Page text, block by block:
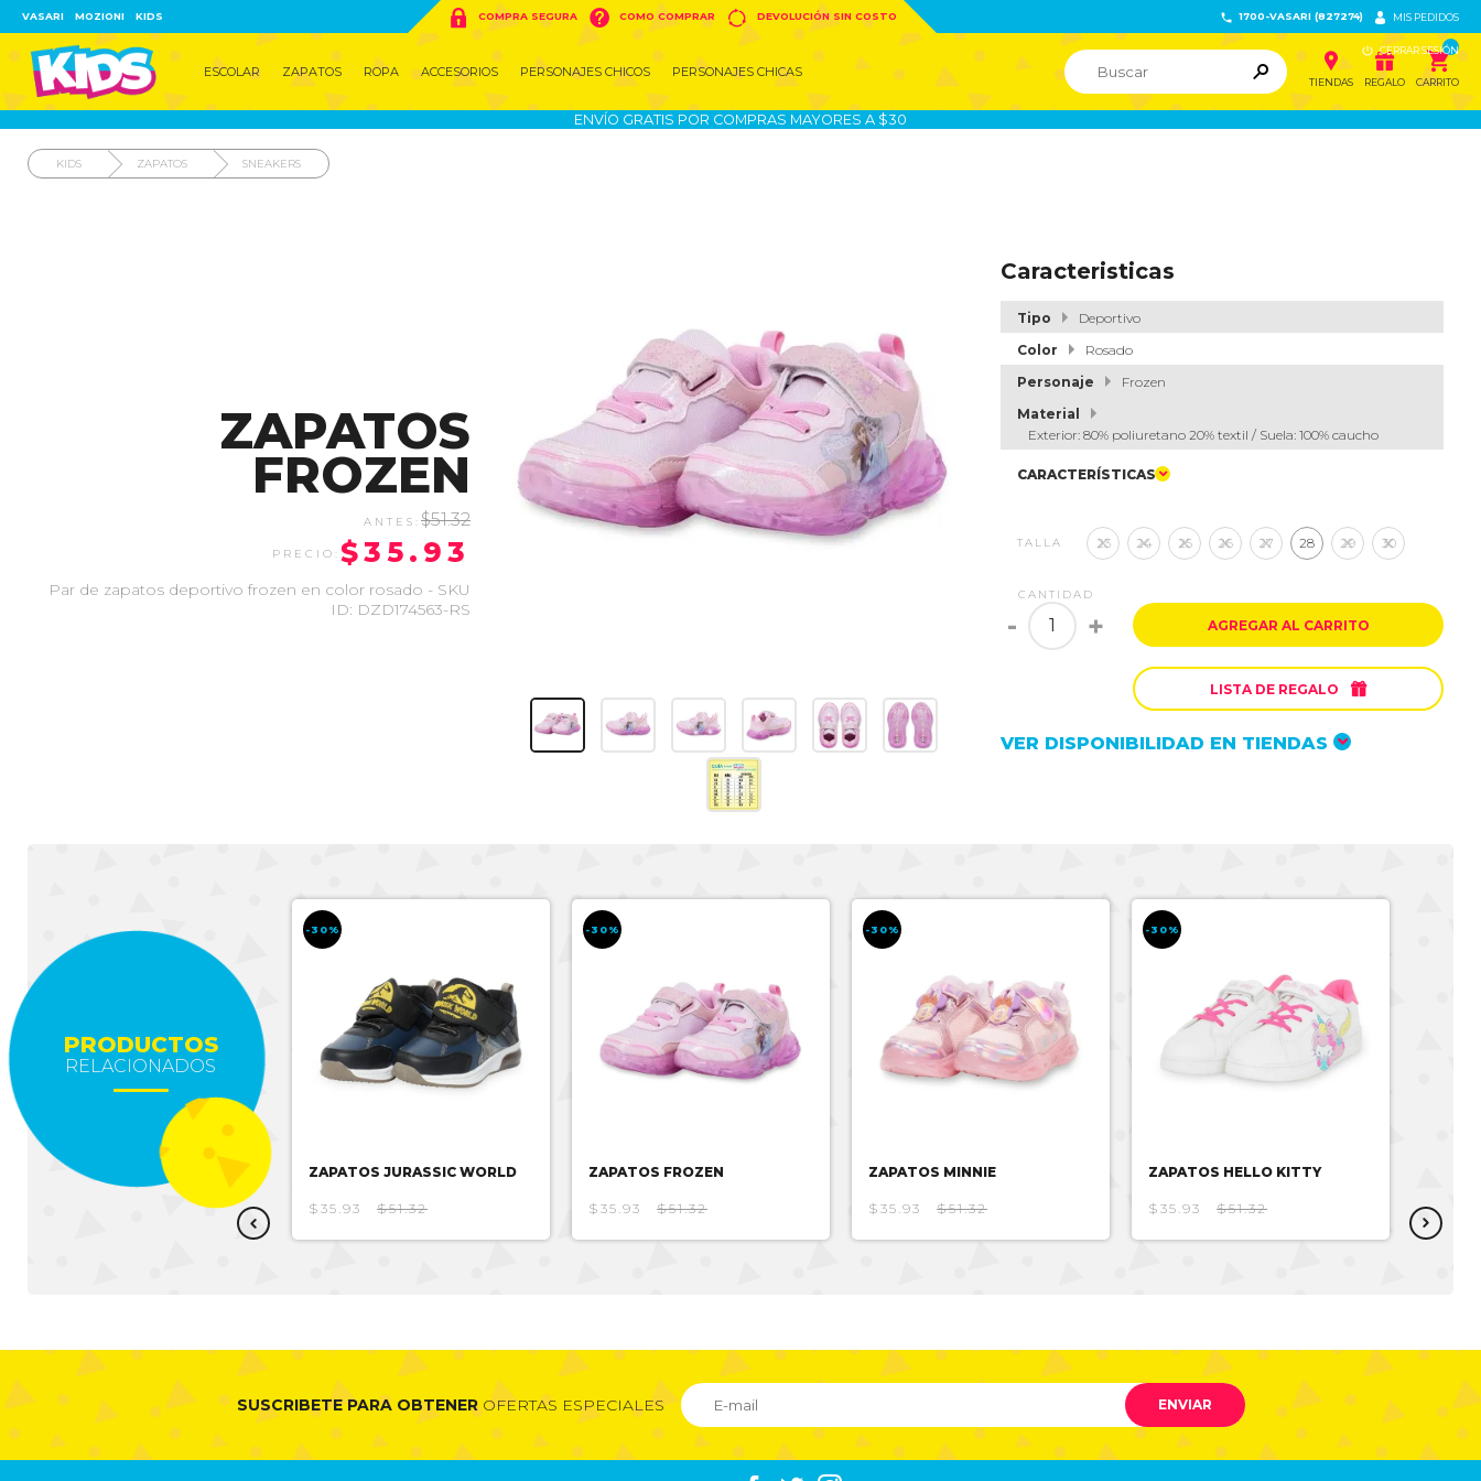
VASARI MOZIONI KIDS  COMPRA SEGURA  COMO COMPRAR  DEVOLUCIÓN SIN COSTO  1700-VASARI (827274)  MIS PEDIDOS
 CERRAR SESIÓN
ESCOLAR ZAPATOS ROPA ACCESORIOS PERSONAJES CHICOS PERSONAJES CHICAS  
TIENDAS

REGALO
ຐ
CARRITO
ENVÍO GRATIS POR COMPRAS MAYORES A $30
KIDS ZAPATOS SNEAKERS
ZAPATOS
FROZEN
$51.32
$35.93
Par de zapatos deportivo frozen en color rosado - SKU
ID: DZD174563-RS
Caracteristicas
Tipo
Deportivo
Color
Rosado
Personaje
Frozen
Material
Exterior: 80% poliuretano 20% textil / Suela: 100% caucho
CARACTERÍSTICAS
TALLA 23 24 25 26 27 28 29 30
CANTIDAD
- + AGREGAR AL CARRITO
LISTA DE REGALO 
VER DISPONIBILIDAD EN TIENDAS
PRODUCTOS
RELACIONADOS
ZAPATOS MINNIE
-30%
ZAPATOS JURASSIC WORLD
$35.93 $51.32
-30%
ZAPATOS FROZEN
$35.93 $51.32
-30%
ZAPATOS MINNIE
$35.93 $51.32
-30%
ZAPATOS HELLO KITTY
$35.93 $51.32 $25.15
SUSCRIBETE PARA OBTENEROFERTAS ESPECIALES ENVIAR